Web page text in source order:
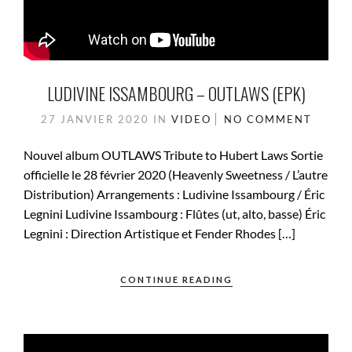
LUDIVINE ISSAMBOURG – OUTLAWS (EPK)
27 JANVIER 2020 IN VIDEO NO COMMENT
Nouvel album OUTLAWS Tribute to Hubert Laws Sortie
officielle le 28 février 2020 (Heavenly Sweetness / L’autre
Distribution) Arrangements : Ludivine Issambourg / Éric
Legnini Ludivine Issambourg : Flûtes (ut, alto, basse) Éric
Legnini : Direction Artistique et Fender Rhodes […]
CONTINUE READING